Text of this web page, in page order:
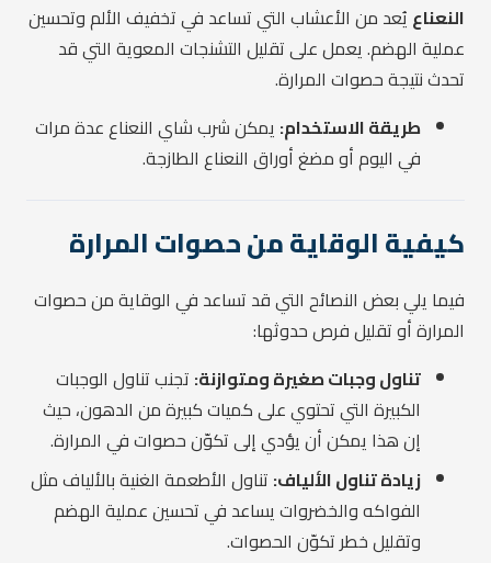
النعناع يُعد من الأعشاب التي تساعد في تخفيف الألم وتحسين
عملية الهضم. يعمل على تقليل التشنجات المعوية التي قد
تحدث نتيجة حصوات المرارة.
طريقة الاستخدام: يمكن شرب شاي النعناع عدة مرات
في اليوم أو مضغ أوراق النعناع الطازجة.
كيفية الوقاية من حصوات المرارة
فيما يلي بعض النصائح التي قد تساعد في الوقاية من حصوات
المرارة أو تقليل فرص حدوثها:
تناول وجبات صغيرة ومتوازنة: تجنب تناول الوجبات
الكبيرة التي تحتوي على كميات كبيرة من الدهون، حيث
إن هذا يمكن أن يؤدي إلى تكوّن حصوات في المرارة.
زيادة تناول الألياف: تناول الأطعمة الغنية بالألياف مثل
الفواكه والخضروات يساعد في تحسين عملية الهضم
وتقليل خطر تكوّن الحصوات.